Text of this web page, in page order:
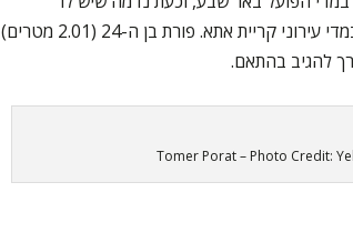
הזדמנות גדולה לשפר את המספרים במדי עירוני קריית אתא. פורת בן ה-24 (2.01 מטרים)
להגיב בהתאם.
Tomer Porat – Photo Credit: